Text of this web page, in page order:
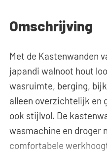
Omschrijving
Met de Kastenwanden
japandi walnoot hout
wasruimte, berging,
alleen overzichtelijk en
ook stijlvol. De
wasmachine en droger
comfortabele